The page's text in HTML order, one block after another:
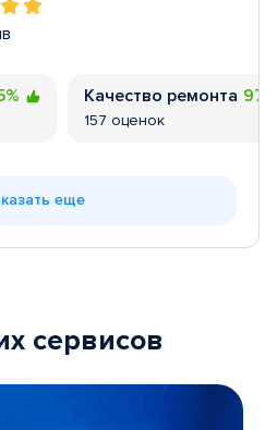
Качество ремонта
157 оценок
еще
сервисов